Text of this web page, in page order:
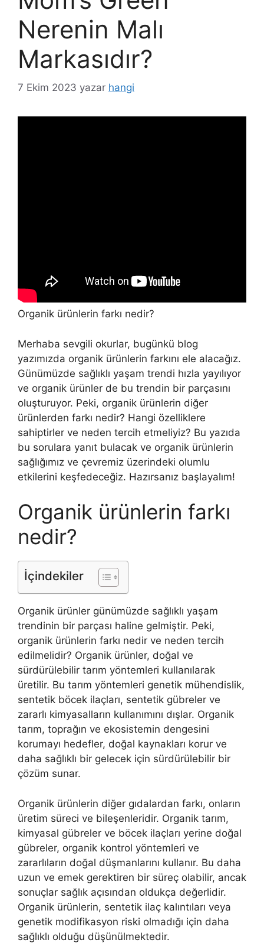
Nerenin Malı
Markasıdır?
7 Ekim 2023 yazar hangi
Organik ürünlerin farkı nedir?
Merhaba sevgili okurlar, bugünkü blog
yazımızda organik ürünlerin farkını ele alacağız.
Günümüzde sağlıklı yaşam trendi hızla yayılıyor
ve organik ürünler de bu trendin bir parçasını
oluşturuyor. Peki, organik ürünlerin diğer
ürünlerden farkı nedir? Hangi özelliklere
sahiptirler ve neden tercih etmeliyiz? Bu yazıda
bu sorulara yanıt bulacak ve organik ürünlerin
sağlığımız ve çevremiz üzerindeki olumlu
etkilerini keşfedeceğiz. Hazırsanız başlayalım!
Organik ürünlerin farkı
nedir?
İçindekiler
Organik ürünler günümüzde sağlıklı yaşam
trendinin bir parçası haline gelmiştir. Peki,
organik ürünlerin farkı nedir ve neden tercih
edilmelidir? Organik ürünler, doğal ve
sürdürülebilir tarım yöntemleri kullanılarak
üretilir. Bu tarım yöntemleri genetik mühendislik,
sentetik böcek ilaçları, sentetik gübreler ve
zararlı kimyasalların kullanımını dışlar. Organik
tarım, toprağın ve ekosistemin dengesini
korumayı hedefler, doğal kaynakları korur ve
daha sağlıklı bir gelecek için sürdürülebilir bir
çözüm sunar.
Organik ürünlerin diğer gıdalardan farkı, onların
üretim süreci ve bileşenleridir. Organik tarım,
kimyasal gübreler ve böcek ilaçları yerine doğal
gübreler, organik kontrol yöntemleri ve
zararlıların doğal düşmanlarını kullanır. Bu daha
uzun ve emek gerektiren bir süreç olabilir, ancak
sonuçlar sağlık açısından oldukça değerlidir.
Organik ürünlerin, sentetik ilaç kalıntıları veya
genetik modifikasyon riski olmadığı için daha
sağlıklı olduğu düşünülmektedir.